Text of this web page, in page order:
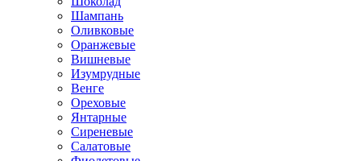
Шампань
Оливковые
Оранжевые
Вишневые
Изумрудные
Венге
Ореховые
Янтарные
Сиреневые
Салатовые